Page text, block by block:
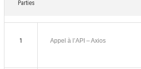
Parties
1 Appel à l’API – Axios